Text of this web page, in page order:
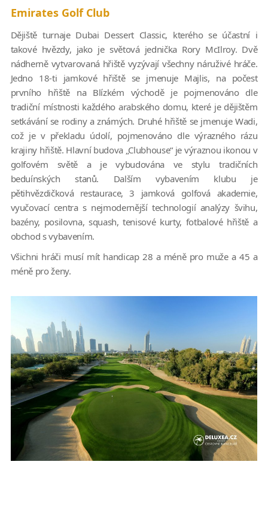
Emirates Golf Club
Dějiště turnaje Dubai Dessert Classic, kterého se účastní i
takové hvězdy, jako je světová jednička Rory McIlroy. Dvě
nádherně vytvarovaná hřiště vyzývají všechny náruživé hráče.
Jedno 18-ti jamkové hřiště se jmenuje Majlis, na počest
prvního hřiště na Blízkém východě je pojmenováno dle
tradiční místnosti každého arabského domu, které je dějištěm
setkávání se rodiny a známých. Druhé hřiště se jmenuje Wadi,
což je v překladu údolí, pojmenováno dle výrazného rázu
krajiny hřiště. Hlavní budova „Clubhouse“ je výraznou ikonou v
golfovém světě a je vybudována ve stylu tradičních
beduínských stanů. Dalším vybavením klubu je
pětihvězdičková restaurace, 3 jamková golfová akademie,
vyučovací centra s nejmodernější technologií analýzy švihu,
bazény, posilovna, squash, tenisové kurty, fotbalové hřiště a
obchod s vybavením.
Všichni hráči musí mít handicap 28 a méně pro muže a 45 a
méně pro ženy.